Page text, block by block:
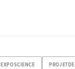
EXPOSCIENCE